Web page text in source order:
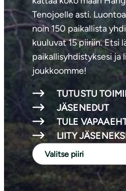
Tenojoelle asti.
noin 150 paikallista
kuuluvat 15 piiriin. Etsi
paikallisyhdistyksesi ja
joukkoomme!
TUTUSTU
JÄSENEDUT
TULE
LIITY